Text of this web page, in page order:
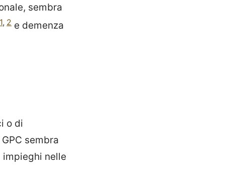
sembra
1, 2 e demenza
o di
sembra
impieghi nelle